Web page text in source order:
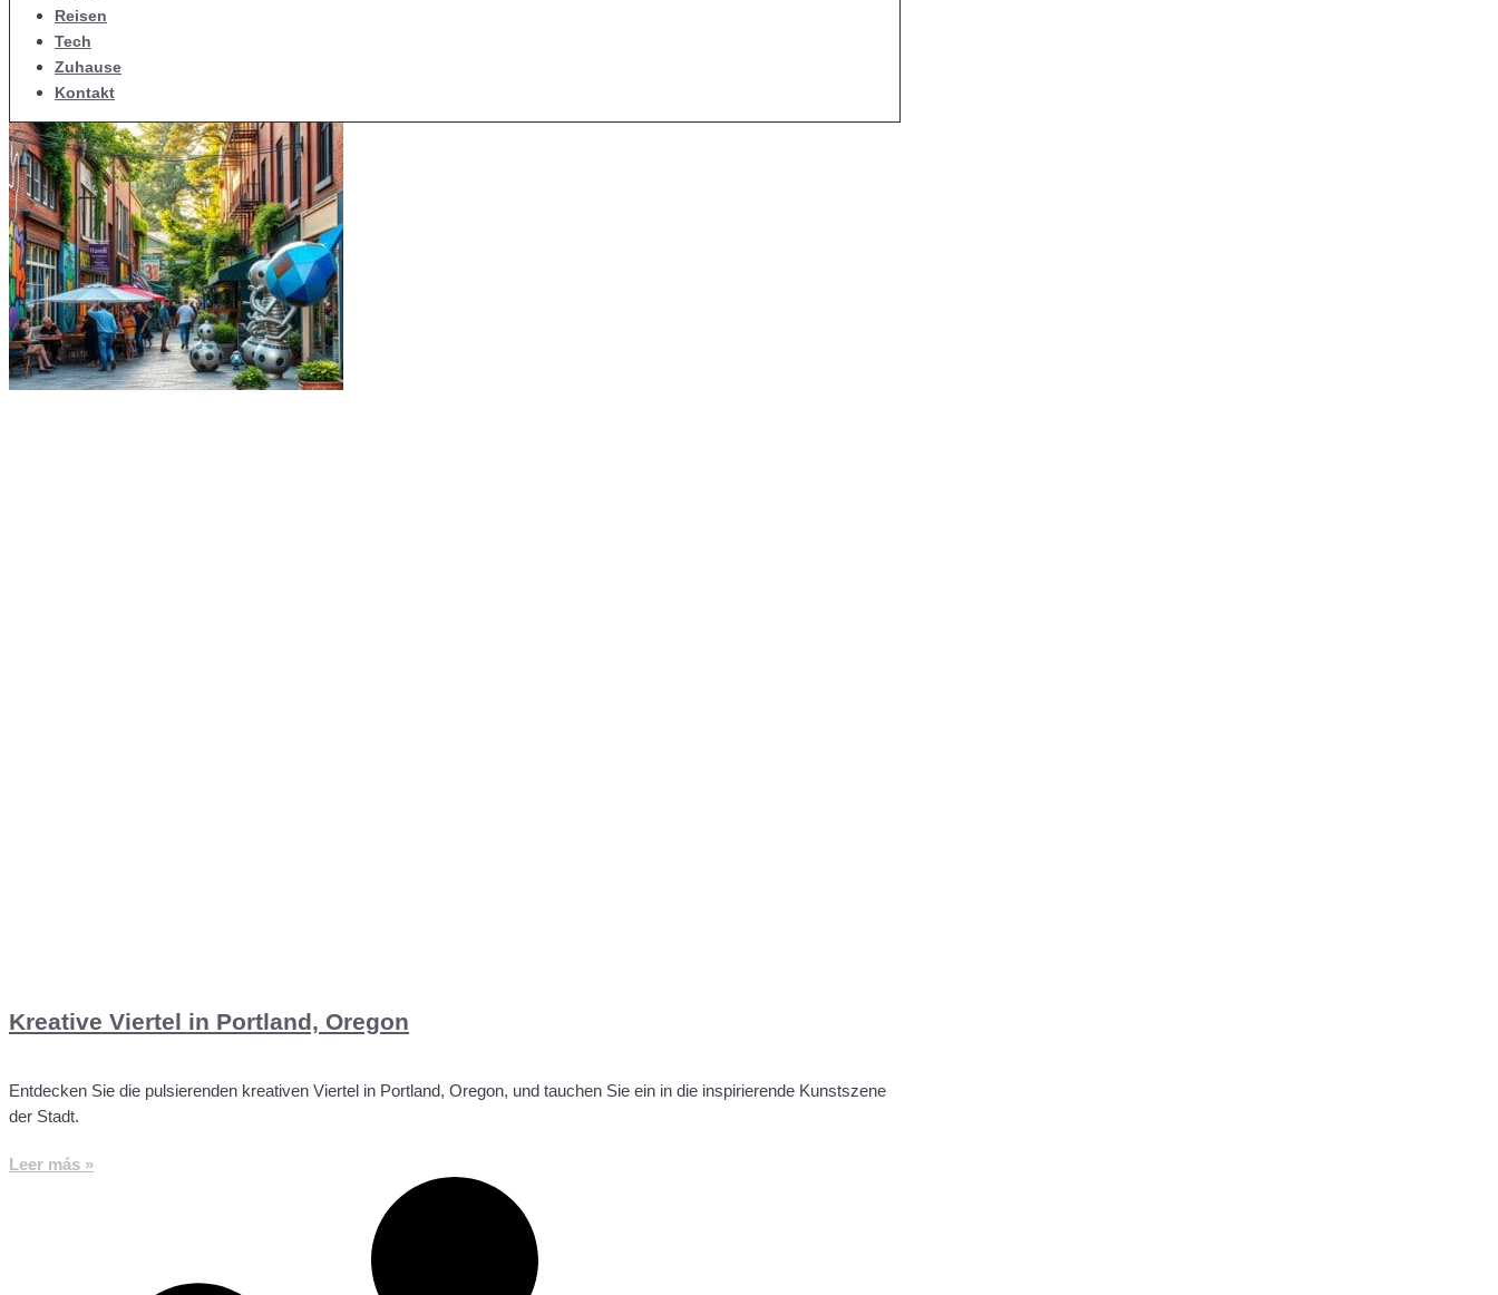
Reisen
Tech
Zuhause
Kontakt
Kreative Viertel in Portland, Oregon
Entdecken Sie die pulsierenden kreativen Viertel in Portland, Oregon, und tauchen Sie ein in die inspirierende Kunstszene
der Stadt.
Leer más »